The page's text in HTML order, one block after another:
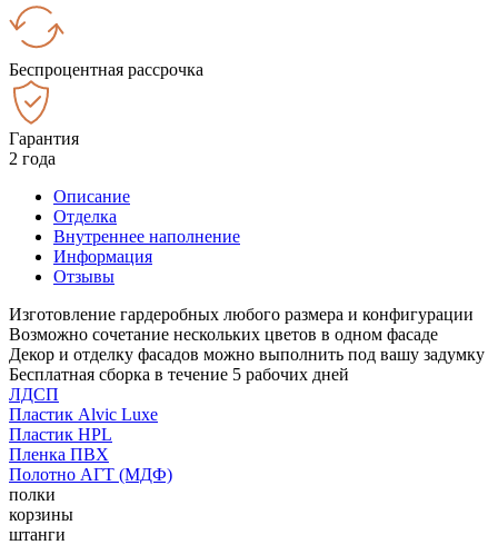
Беспроцентная рассрочка
Гарантия
2 года
Описание
Отделка
Внутреннее наполнение
Информация
Отзывы
Изготовление гардеробных любого размера и конфигурации
Возможно сочетание нескольких цветов в одном фасаде
Декор и отделку фасадов можно выполнить под вашу задумку
Бесплатная сборка в течение 5 рабочих дней
ЛДСП
Пластик Alvic Luxe
Пластик HPL
Пленка ПВХ
Полотно АГТ (МДФ)
полки
корзины
штанги